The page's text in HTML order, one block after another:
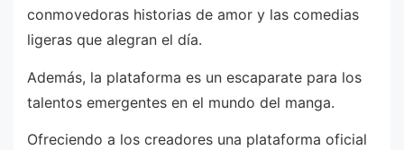
conmovedoras historias de amor y las comedias
ligeras que alegran el día.
Además, la plataforma es un escaparate para los
talentos emergentes en el mundo del manga.
Ofreciendo a los creadores una plataforma oficial